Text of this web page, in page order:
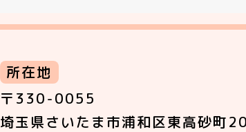
所在地
〒330-0055
埼玉県さいたま市浦和区東高砂町